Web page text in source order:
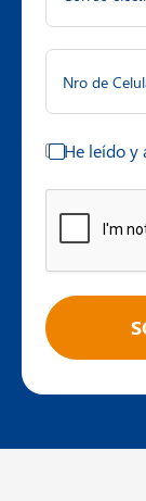
He leído y